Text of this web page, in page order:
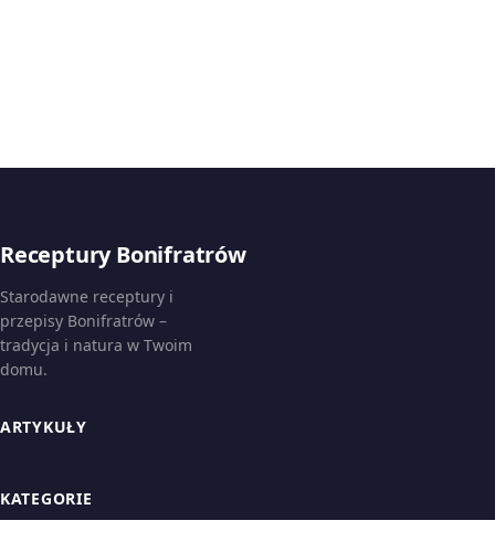
Receptury Bonifratrów
Starodawne receptury i
przepisy Bonifratrów –
tradycja i natura w Twoim
domu.
ARTYKUŁY
KATEGORIE